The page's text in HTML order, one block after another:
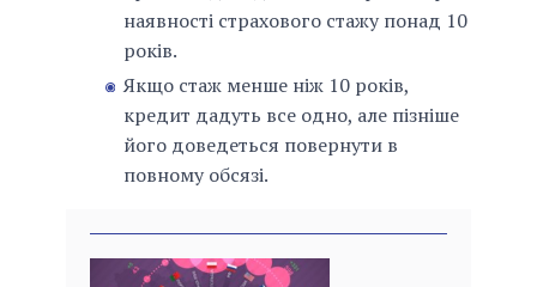
наявності страхового стажу понад 10
років.
Якщо стаж менше ніж 10 років,
кредит дадуть все одно, але пізніше
його доведеться повернути в
повному обсязі.